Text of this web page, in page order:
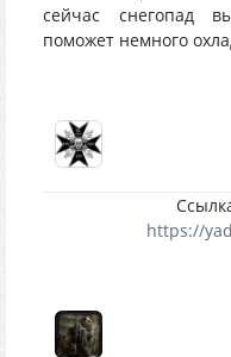
сейчас снегопад
поможет немного
https://